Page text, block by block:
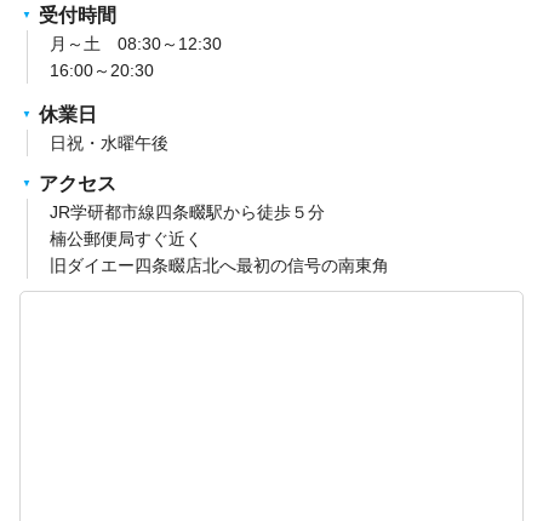
受付時間
月～土 08:30～12:30
16:00～20:30
休業日
日祝・水曜午後
アクセス
JR学研都市線四条畷駅から徒歩５分
楠公郵便局すぐ近く
旧ダイエー四条畷店北へ最初の信号の南東角